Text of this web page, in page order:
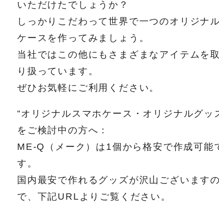
いただけたでしょうか？
しっかりこだわって世界で一つのオリジナ
ケースを作ってみましょう。
当社ではこの他にもさまざまなアイテムを
り扱っています。
ぜひお気軽にご利用ください。
“オリジナルスマホケース・オリジナルグッ
をご検討中の方へ：
ME-Q（メーク）は1個から格安で作成可能
す。
国内最安で作れるグッズが沢山ございます
で、下記URLよりご覧ください。